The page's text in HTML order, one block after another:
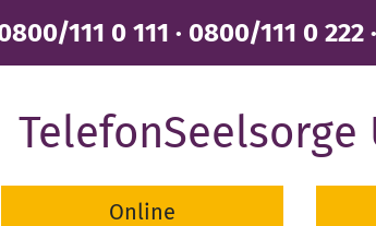
111 0 111 · 0800/111 0 222
TelefonSeelsorge
Online